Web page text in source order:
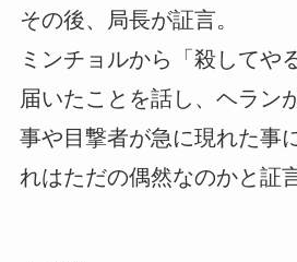
その後、局長が証言。
ミンチョルから「殺してや
届いたことを話し、ヘラン
事や目撃者が急に現れた事
れはただの偶然なのかと証